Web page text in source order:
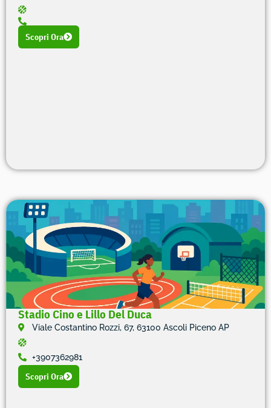
Scopri Ora
Stadio Cino e Lillo Del Duca
Viale Costantino Rozzi, 67, 63100 Ascoli Piceno AP
+3907362981
Scopri Ora